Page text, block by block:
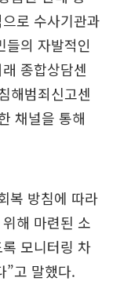
로 수사기관과
들의 자발적인
종합상담센
해범죄신고센
채널을 통해
복 방침에 따라
해 마련된 소
모니터링 차
”고 말했다.